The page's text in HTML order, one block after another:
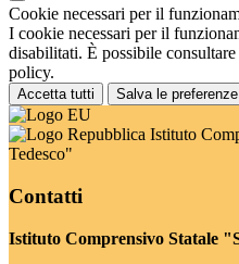
Cookie necessari per il
I cookie necessari per il
disabilitati. È possibile
policy.
Accetta tutti Salva le preferenze
Istituto
Tedesco"
Contatti
Istituto Comprensivo Statale